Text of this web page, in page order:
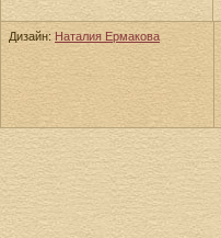
Дизайн: Наталия Ермакова